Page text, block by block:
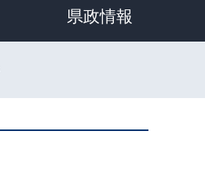
県政情報